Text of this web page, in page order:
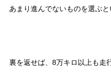
あまり進んでないものを選ぶと
裏を返せば、8万キロ以上も走